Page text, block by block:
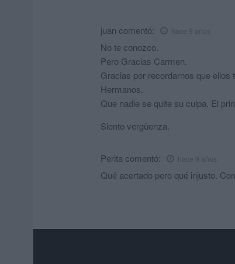
juan comentó: hace 9 años
No te conozco.
Pero Gracias Carmen.
Gracias por recordarnos que
Hermanos.
Que nadie se quite su culpa. El
Siento vergüenza.
Perita comentó: hace 9 años
Qué acertado pero qué injusto.